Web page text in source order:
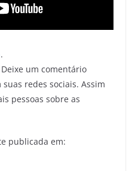
.
um comentário
redes sociais. Assim
pessoas sobre as
publicada em: